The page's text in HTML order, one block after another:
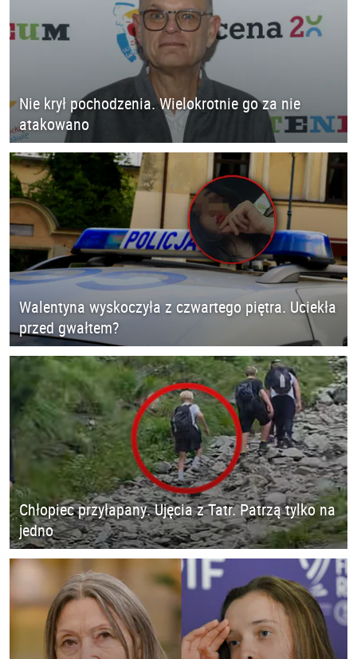
Nie krył pochodzenia. Wielokrotnie go za nie
atakowano
Walentyna wyskoczyła z czwartego piętra. Uciekła
przed gwałtem?
Chłopiec przyłapany. Ujęcia z Tatr. Patrzą tylko na
jedno